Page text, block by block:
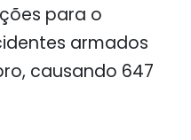
para o
armados
causando 647